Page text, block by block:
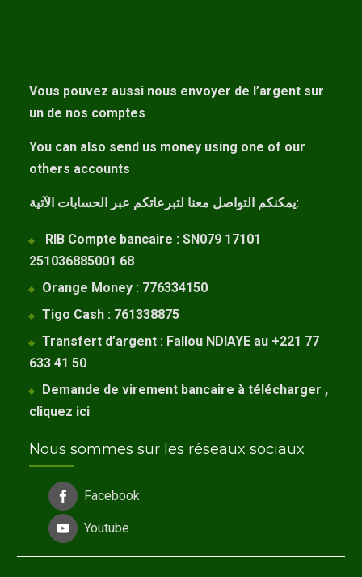
Vous pouvez aussi nous envoyer de l’argent sur
un de nos comptes
You can also send us money using one of our
others accounts
يمكنكم التواصل معنا لتبرعاتكم عبر الحسابات الآتية:
RIB Compte bancaire : SN079 17101
251036885001 68
Orange Money : 776334150
Tigo Cash : 761338875
Transfert d’argent : Fallou NDIAYE au +221 77
633 41 50
Demande de virement bancaire à télécharger ,
cliquez ici
Nous sommes sur les réseaux sociaux
Facebook
Youtube